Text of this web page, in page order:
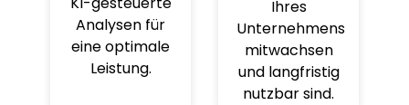
Analysen für
eine optimale
Leistung.
Ihres
Unternehmens
mitwachsen
und langfristig
nutzbar sind.